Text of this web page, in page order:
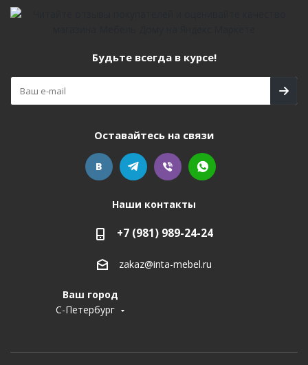
Будьте всегда в курсе!
Оставайтесь на связи
Наши контакты
+7 (981) 989-24-24
zakaz@inta-mebel.ru
Ваш город
С-Петербург